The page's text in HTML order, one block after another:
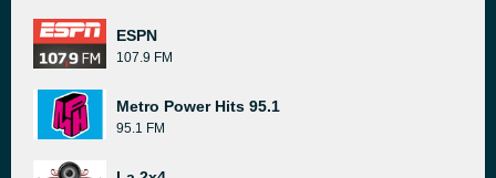
ESPN
107.9 FM
Metro Power Hits 95.1
95.1 FM